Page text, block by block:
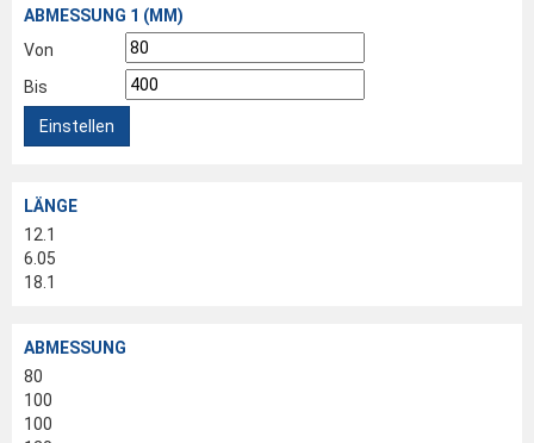
ABMESSUNG 1 (MM)
Von
Bis
Einstellen
LÄNGE
12.1
6.05
18.1
ABMESSUNG
80
100
100